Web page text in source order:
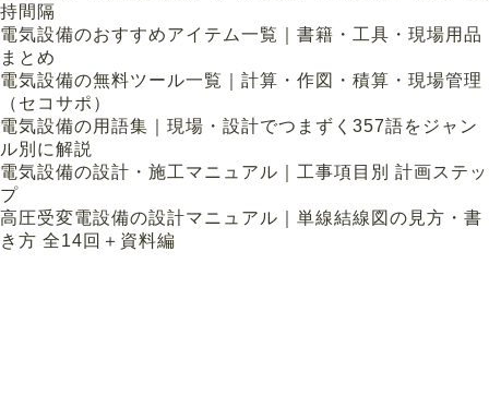
持間隔
電気設備のおすすめアイテム一覧｜書籍・工具・現場用品
まとめ
電気設備の無料ツール一覧｜計算・作図・積算・現場管理
（セコサポ）
電気設備の用語集｜現場・設計でつまずく357語をジャン
ル別に解説
電気設備の設計・施工マニュアル｜工事項目別 計画ステッ
プ
高圧受変電設備の設計マニュアル｜単線結線図の見方・書
き方 全14回＋資料編